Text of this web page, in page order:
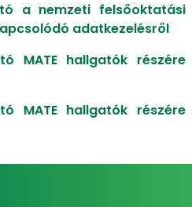
a nemzeti felsőoktatási
adatkezelésről
MATE hallgatók részére
MATE hallgatók részére